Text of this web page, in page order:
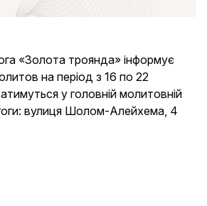
«Золота троянда» інформує
на період з 16 по 22
у головній молитовній
вулиця Шолом-Алейхема, 4
за григоріанським